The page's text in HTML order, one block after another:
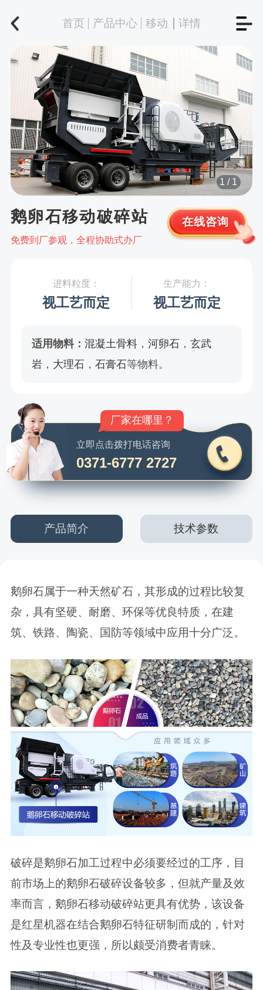
首页 产品中心 移动 详情
1 / 1
鹅卵石移动破碎站
免费到厂参观，全程协助式办厂
在线咨询
进料粒度：
视工艺而定
生产能力：
视工艺而定
适用物料： 混凝土骨料， 河卵石 ， 玄武
岩， 大理石 ， 石膏石等物料。
环保吗？粉尘大吗？
立即点击拨打电话咨询
0371-6777 2727
产品简介 技术参数
鹅卵石属于一种天然矿石，其形成的过程比较复
杂，具有坚硬、耐磨、环保等优良特质，在建
筑、铁路、陶瓷、国防等领域中应用十分广泛。
破碎是鹅卵石加工过程中必须要经过的工序，目
前市场上的鹅卵石破碎设备较多，但就产量及效
率而言，鹅卵石移动破碎站更具有优势，该设备
是红星机器在结合鹅卵石特征研制而成的，针对
性及专业性也更强，所以颇受消费者青睐。